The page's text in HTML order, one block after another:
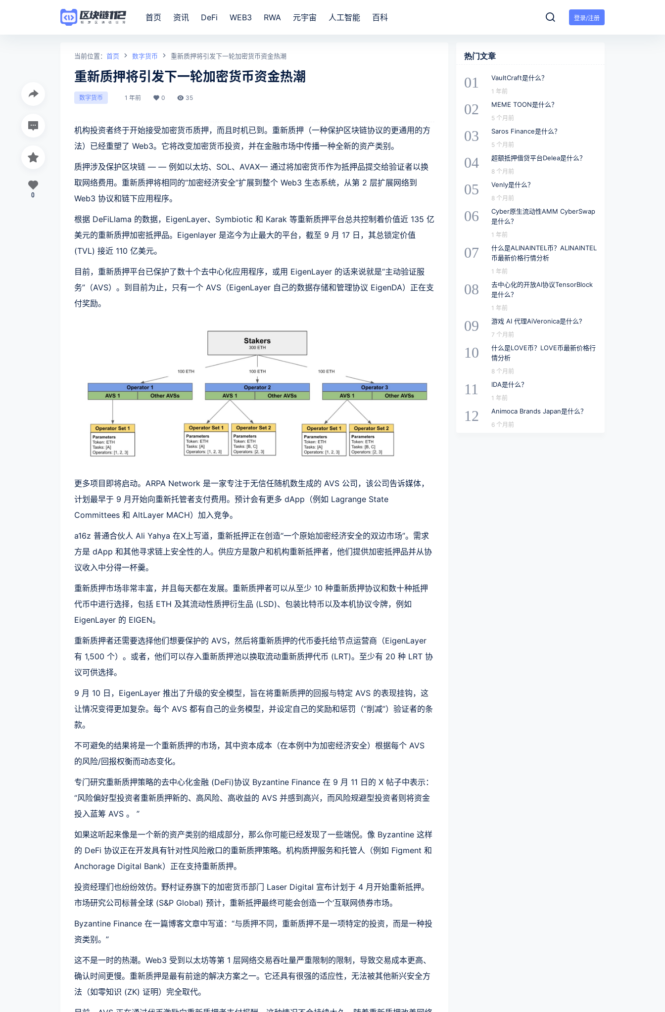
登录/注册
首页 资讯 DeFi WEB3 RWA 元宇宙 人工智能 百科
当前位置： 首页 数字货币 重新质押将引发下一轮加密货币资金热潮
重新质押将引发下一轮加密货币资金热潮
数字货币 1 年前 0 35
机构投资者终于开始接受加密货币质押，而且时机已到。重新质押（一种保护区块链协议的更通用的方
法）已经重塑了 Web3。它将改变加密货币投资，并在金融市场中传播一种全新的资产类别。
质押涉及保护区块链 — — 例如以太坊、SOL、AVAX— 通过将加密货币作为抵押品提交给验证者以换
取网络费用。重新质押将相同的“加密经济安全”扩展到整个 Web3 生态系统，从第 2 层扩展网络到
Web3 协议和链下应用程序。
根据 DeFiLlama 的数据，EigenLayer、Symbiotic 和 Karak 等重新质押平台总共控制着价值近 135 亿
美元的重新质押加密抵押品。Eigenlayer 是迄今为止最大的平台，截至 9 月 17 日，其总锁定价值
(TVL) 接近 110 亿美元。
目前，重新质押平台已保护了数十个去中心化应用程序，或用 EigenLayer 的话来说就是“主动验证服
务”（AVS）。到目前为止，只有一个 AVS（EigenLayer 自己的数据存储和管理协议 EigenDA）正在支
付奖励。
更多项目即将启动。ARPA Network 是一家专注于无信任随机数生成的 AVS 公司，该公司告诉媒体，
计划最早于 9 月开始向重新托管者支付费用。预计会有更多 dApp（例如 Lagrange State
Committees 和 AltLayer MACH）加入竞争。
a16z 普通合伙人 Ali Yahya 在X上写道，重新抵押正在创造“一个原始加密经济安全的双边市场”。需求
方是 dApp 和其他寻求链上安全性的人。供应方是散户和机构重新抵押者，他们提供加密抵押品并从协
议收入中分得一杯羹。
重新质押市场非常丰富，并且每天都在发展。重新质押者可以从至少 10 种重新质押协议和数十种抵押
代币中进行选择，包括 ETH 及其流动性质押衍生品 (LSD)、包装比特币以及本机协议令牌，例如
EigenLayer 的 EIGEN。
重新质押者还需要选择他们想要保护的 AVS，然后将重新质押的代币委托给节点运营商（EigenLayer
有 1,500 个）。或者，他们可以存入重新质押池以换取流动重新质押代币 (LRT)。至少有 20 种 LRT 协
议可供选择。
9 月 10 日，EigenLayer 推出了升级的安全模型，旨在将重新质押的回报与特定 AVS 的表现挂钩，这
让情况变得更加复杂。每个 AVS 都有自己的业务模型，并设定自己的奖励和惩罚（“削减”）验证者的条
款。
不可避免的结果将是一个重新质押的市场，其中资本成本（在本例中为加密经济安全）根据每个 AVS
的风险/回报权衡而动态变化。
专门研究重新质押策略的去中心化金融 (DeFi)协议 Byzantine Finance 在 9 月 11 日的 X 帖子中表示：
“风险偏好型投资者重新质押新的、高风险、高收益的 AVS 并感到高兴，而风险规避型投资者则将资金
投入蓝筹 AVS 。 ”
如果这听起来像是一个新的资产类别的组成部分，那么你可能已经发现了一些端倪。像 Byzantine 这样
的 DeFi 协议正在开发具有针对性风险敞口的重新质押策略。机构质押服务和托管人（例如 Figment 和
Anchorage Digital Bank）正在支持重新质押。
投资经理们也纷纷效仿。野村证券旗下的加密货币部门 Laser Digital 宣布计划于 4 月开始重新抵押。
市场研究公司标普全球 (S&P Global) 预计，重新抵押最终可能会创造一个‘互联网债券市场。
Byzantine Finance 在一篇博客文章中写道：“与质押不同，重新质押不是一项特定的投资，而是一种投
资类别。”
这不是一时的热潮。Web3 受到以太坊等第 1 层网络交易吞吐量严重限制的限制，导致交易成本更高、
确认时间更慢。重新质押是最有前途的解决方案之一。它还具有很强的适应性，无法被其他新兴安全方
法（如零知识 (ZK) 证明）完全取代。
0
热门文章
01 VaultCraft是什么？
1 年前
02 MEME TOON是什么？
5 个月前
03 Saros Finance是什么？
5 个月前
04 超额抵押借贷平台Delea是什么？
8 个月前
05 Venly是什么？
8 个月前
06
Cyber​​原生流动性AMM Cyber​​Swap
是什么？
1 年前
07
什么是ALINAINTEL币？ALINAINTEL
币最新价格行情分析
1 年前
08
去中心化的开放AI协议TensorBlock
是什么？
1 年前
09 游戏 AI 代理AiVeronica是什么?
7 个月前
10
什么是LOVE币？LOVE币最新价格行
情分析
8 个月前
11 IDA是什么？
1 年前
12 Animoca Brands Japan是什么？
6 个月前